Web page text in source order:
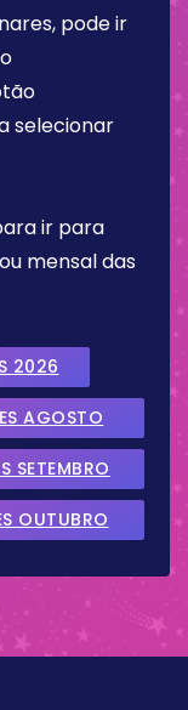
pode ir
selecionar
ir para
mensal das
2026
AGOSTO
SETEMBRO
OUTUBRO